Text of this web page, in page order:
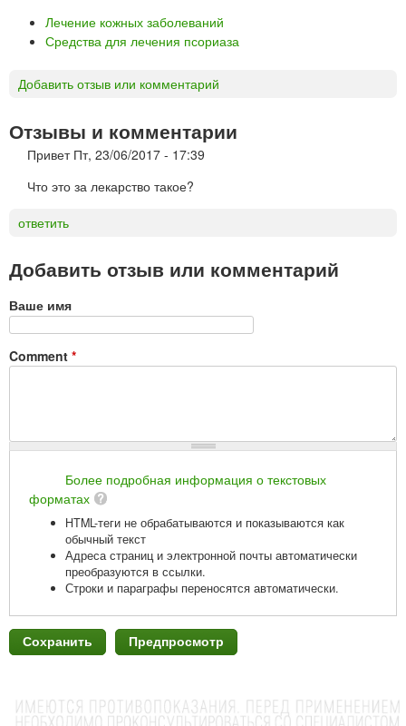
Лечение кожных заболеваний
Средства для лечения псориаза
Добавить отзыв или комментарий
Отзывы и комментарии
Привет Пт, 23/06/2017 - 17:39
Что это за лекарство такое?
ответить
Добавить отзыв или комментарий
Ваше имя
Comment *
Более подробная информация о текстовых
форматах
HTML-теги не обрабатываются и показываются как
обычный текст
Адреса страниц и электронной почты автоматически
преобразуются в ссылки.
Строки и параграфы переносятся автоматически.